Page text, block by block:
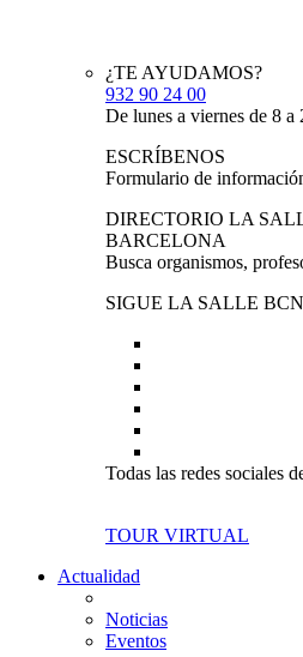
¿TE AYUDAMOS?
932 90 24 00
De lunes a viernes de 8 a
ESCRÍBENOS
Formulario de
DIRECTORIO LA
BARCELONA
Busca organismos,
SIGUE LA SALLE BCN
Todas las redes sociales
TOUR VIRTUAL
Actualidad
Noticias
Eventos